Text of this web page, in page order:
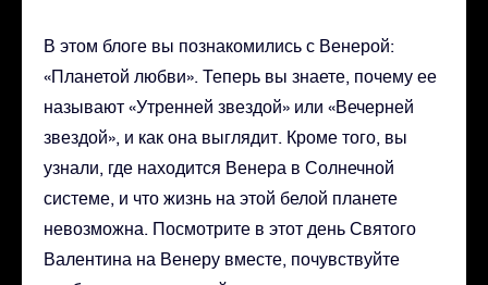
В этом блоге вы познакомились с Венерой:
«Планетой любви». Теперь вы знаете, почему ее
называют «Утренней звездой» или «Вечерней
звездой», и как она выглядит. Кроме того, вы
узнали, где находится Венера в Солнечной
системе, и что жизнь на этой белой планете
невозможна. Посмотрите в этот день Святого
Валентина на Венеру вместе, почувствуйте